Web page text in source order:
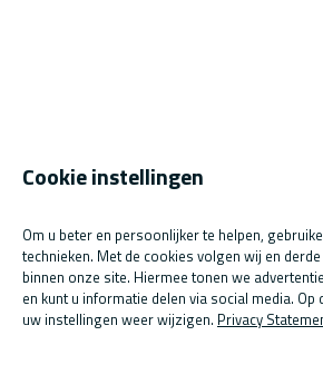
Cookie instellingen
Om u beter en persoonlijker te helpen,
technieken. Met de cookies volgen wij en
binnen onze site. Hiermee tonen we
en kunt u informatie delen via social media. Op
uw instellingen weer wijzigen. Privacy